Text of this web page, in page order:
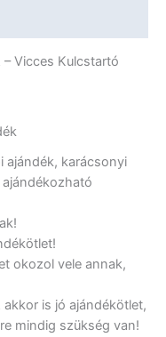
Vicces Kulcstartó
ajándék, karácsonyi
okozol vele annak,
is jó ajándékötlet,
mindig szükség van!